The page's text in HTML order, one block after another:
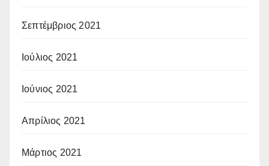
Σεπτέμβριος 2021
Ιούλιος 2021
Ιούνιος 2021
Απρίλιος 2021
Μάρτιος 2021